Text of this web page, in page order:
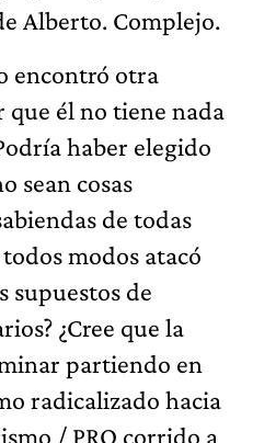
Alberto. Complejo.
encontró otra
él no tiene nada
haber elegido
sean cosas
de todas
modos atacó
supuestos de
¿Cree que la
partiendo en
radicalizado hacia
/ PRO corrido a